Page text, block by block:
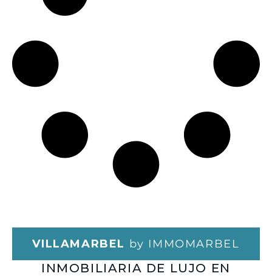
VILLAMARBEL by IMMOMARBEL
INMOBILIARIA DE LUJO EN